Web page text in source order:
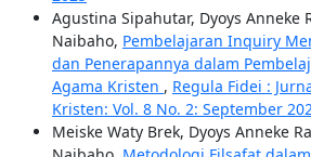
Agustina Sipahutar, Dyoys Anneke
Naibaho, Pembelajaran Inquiry
dan Penerapannya dalam
Agama Kristen , Regula Fidei :
Kristen: Vol. 8 No. 2: September
Meiske Waty Brek, Dyoys Anneke